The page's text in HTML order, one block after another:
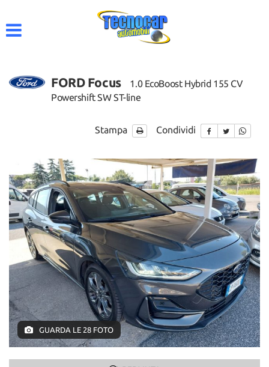
LISTA VEICOLI
CONTATTI
FORD Focus
1.0 EcoBoost Hybrid 155 CV
Powershift SW ST-line
Stampa Condividi
GUARDA LE 28 FOTO